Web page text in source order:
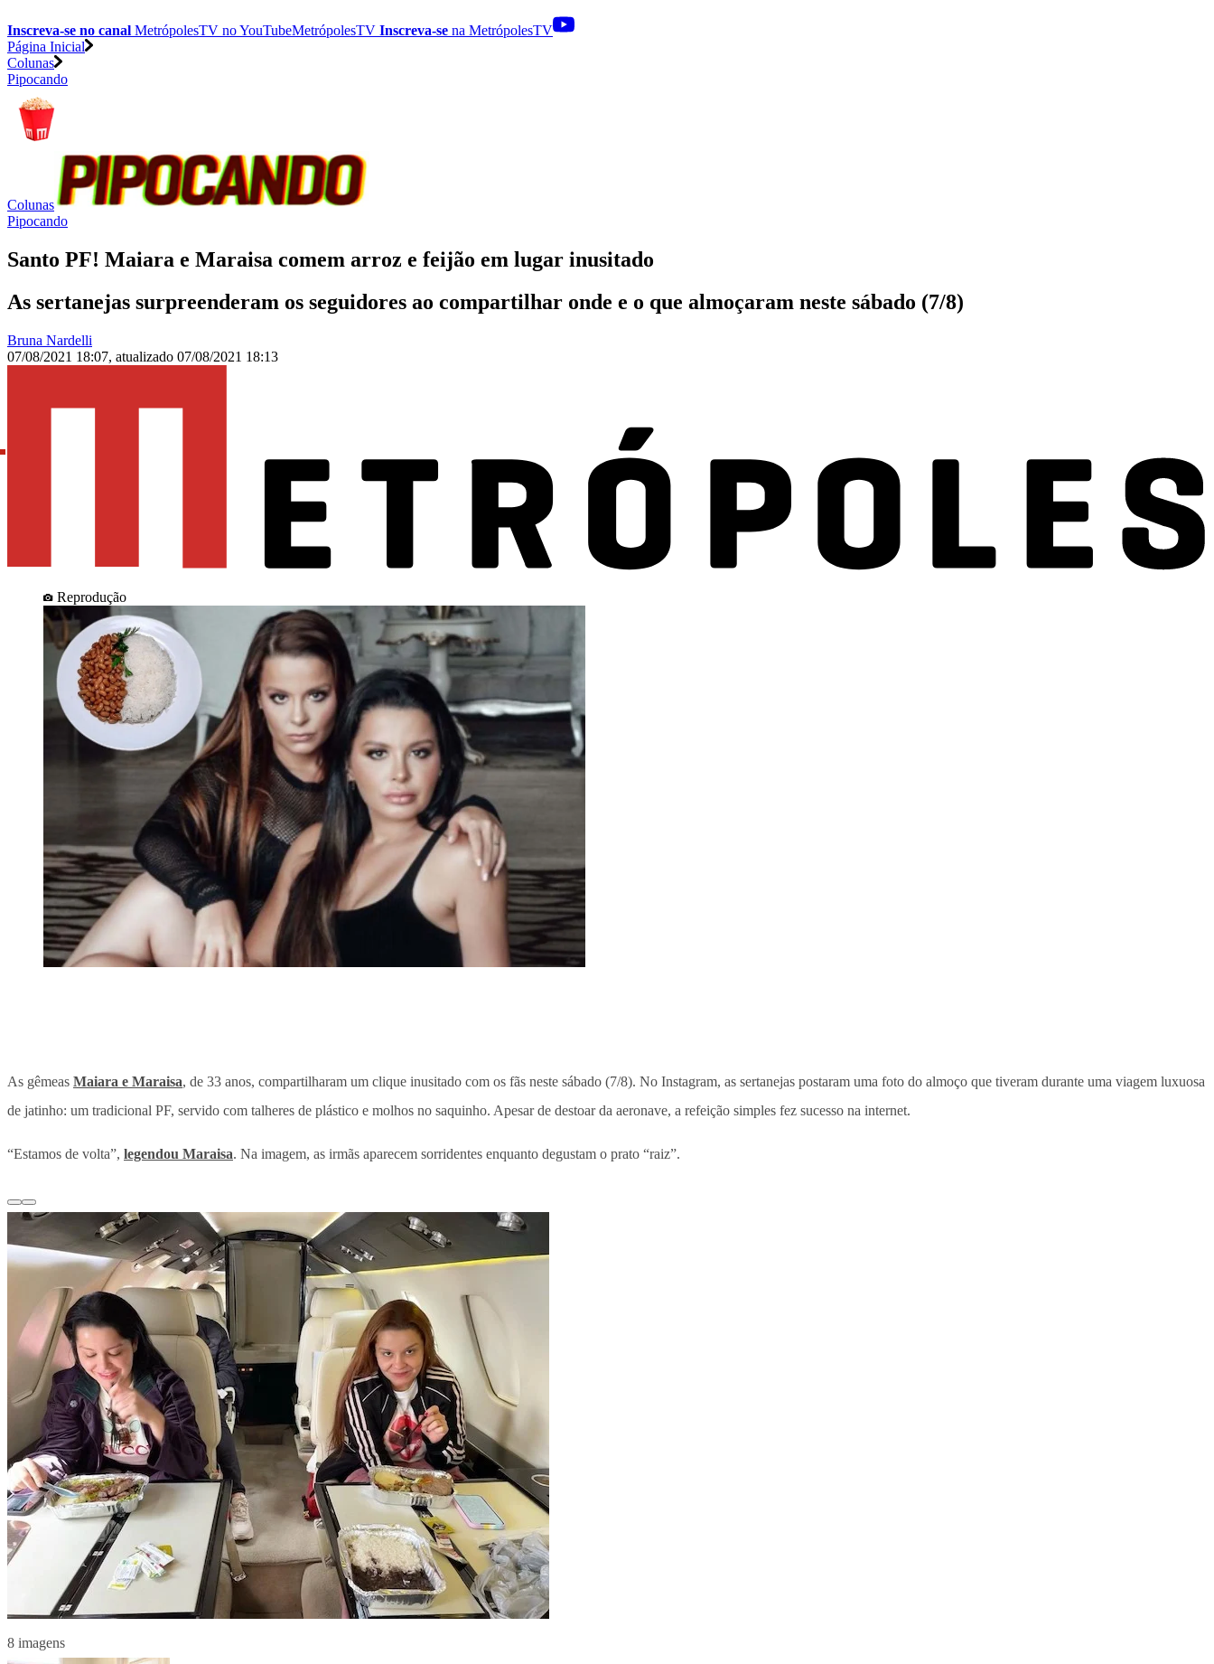
Inscreva-se no canal MetrópolesTV noYouTubeMetrópolesTV Inscreva-se na MetrópolesTV
Página Inicial
Colunas
Pipocando
Colunas
Pipocando
Santo PF! Maiara e Maraisa comem arroz e feijão em lugar inusitado
As sertanejas surpreenderam os seguidores ao compartilhar onde e o que almoçaram neste sábado (7/8)
Bruna Nardelli
07/08/2021 18:07, atualizado 07/08/2021 18:13
Reprodução
As gêmeas Maiara e Maraisa, de 33 anos, compartilharam um clique inusitado com os fãs neste sábado (7/8). No Instagram, as sertanejas postaram uma foto do almoço que tiveram durante uma viagem luxuosa
de jatinho: um tradicional PF, servido com talheres de plástico e molhos no saquinho. Apesar de destoar da aeronave, a refeição simples fez sucesso na internet.
“Estamos de volta”, legendou Maraisa. Na imagem, as irmãs aparecem sorridentes enquanto degustam o prato “raiz”.
8 imagens